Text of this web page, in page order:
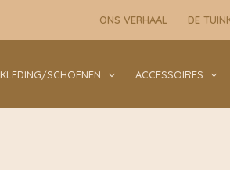
ONS VERHAAL DE
KLEDING/SCHOENEN ACCESSOIRES